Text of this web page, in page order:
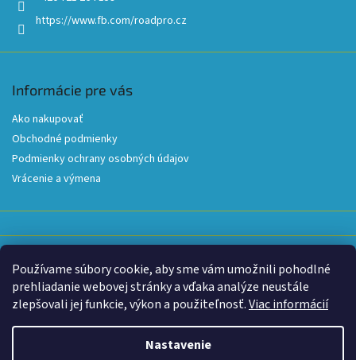
Používame súbory cookie, aby sme vám umožnili pohodlné
prehliadanie webovej stránky a vďaka analýze neustále
zlepšovali jej funkcie, výkon a použiteľnosť.Viac informácií
Nastavenie
Z dôvodu extrémnych teplôt je dnes prevádzka skladu obmedzená do
https://www.fb.com/roadpro.cz
Informácie pre vás
Ako nakupovať
Obchodné podmienky
Podmienky ochrany osobných údajov
Vrácenie a výmena
Prijímame online platby